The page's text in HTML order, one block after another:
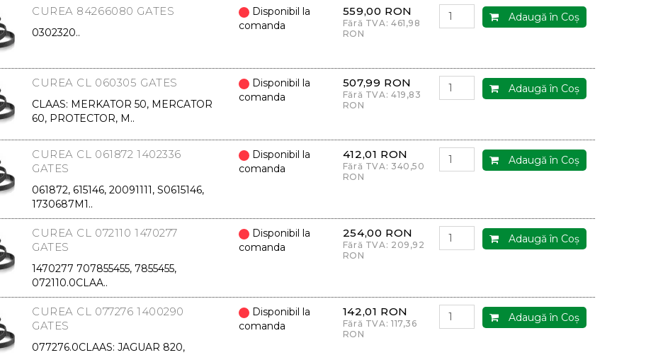
CUREA 84266080 GATES
0302320..
Disponibil la
comanda
559,00 RON
Fără TVA: 461,98
RON
Adaugă în Coş
CUREA CL 060305 GATES
CLAAS: MERKATOR 50, MERCATOR
60, PROTECTOR, M..
Disponibil la
comanda
507,99 RON
Fără TVA: 419,83
RON
Adaugă în Coş
CUREA CL 061872 1402336
GATES
061872, 615146, 20091111, S0615146,
1730687M1..
Disponibil la
comanda
412,01 RON
Fără TVA: 340,50
RON
Adaugă în Coş
CUREA CL 072110 1470277
GATES
1470277 707855455, 7855455,
072110.0CLAA..
Disponibil la
comanda
254,00 RON
Fără TVA: 209,92
RON
Adaugă în Coş
CUREA CL 077276 1400290
GATES
077276.0CLAAS: JAGUAR 820,
Disponibil la
comanda
142,01 RON
Fără TVA: 117,36
RON
Adaugă în Coş